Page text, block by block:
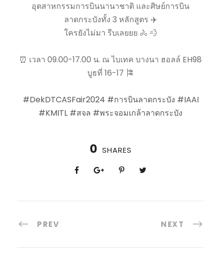
อุตสาหกรรมการบินนานาชาติ และศิษย์การบิน
ลาดกระบังทั้ง 3 หลักสูตร ✈️
ใครยังไม่มา รีบเลยยย 🚴 💨
⏰ เวลา 09.00-17.00 น. ณ ไบเทค บางนา ฮอลล์ EH98
บูธที่ 16-17 🎏
#DekDTCASFair2024 #การบินลาดกระบัง #IAAI
#KMITL #สจล #พระจอมเกล้าลาดกระบัง
0 SHARES
PREV NEXT